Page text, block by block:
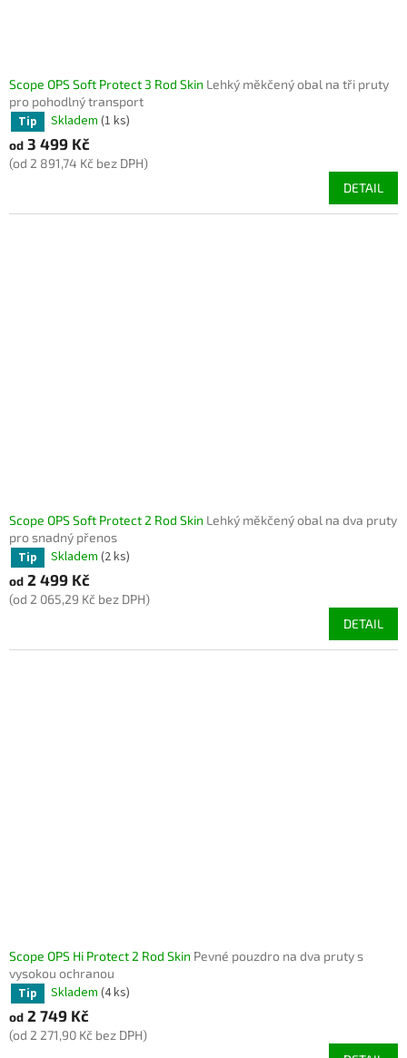
Scope OPS Soft Protect 3 Rod Skin Lehký měkčený obal na tři pruty
pro pohodlný transport
Tip Skladem (1 ks)
od 3 499 Kč
(od 2 891,74 Kč bez DPH)
DETAIL
Scope OPS Soft Protect 2 Rod Skin Lehký měkčený obal na dva pruty
pro snadný přenos
Tip Skladem (2 ks)
od 2 499 Kč
(od 2 065,29 Kč bez DPH)
DETAIL
Scope OPS Hi Protect 2 Rod Skin Pevné pouzdro na dva pruty s
vysokou ochranou
Tip Skladem (4 ks)
od 2 749 Kč
(od 2 271,90 Kč bez DPH)